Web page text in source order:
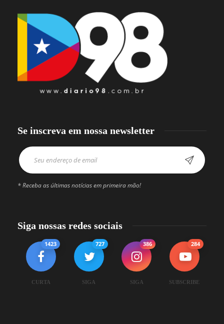
Se inscreva em nossa newsletter
* Receba as últimas notícias em primeira mão!
Siga nossas redes sociais
1423
CURTA
727
SIGA
386
SIGA
284
SUBSCRIBE